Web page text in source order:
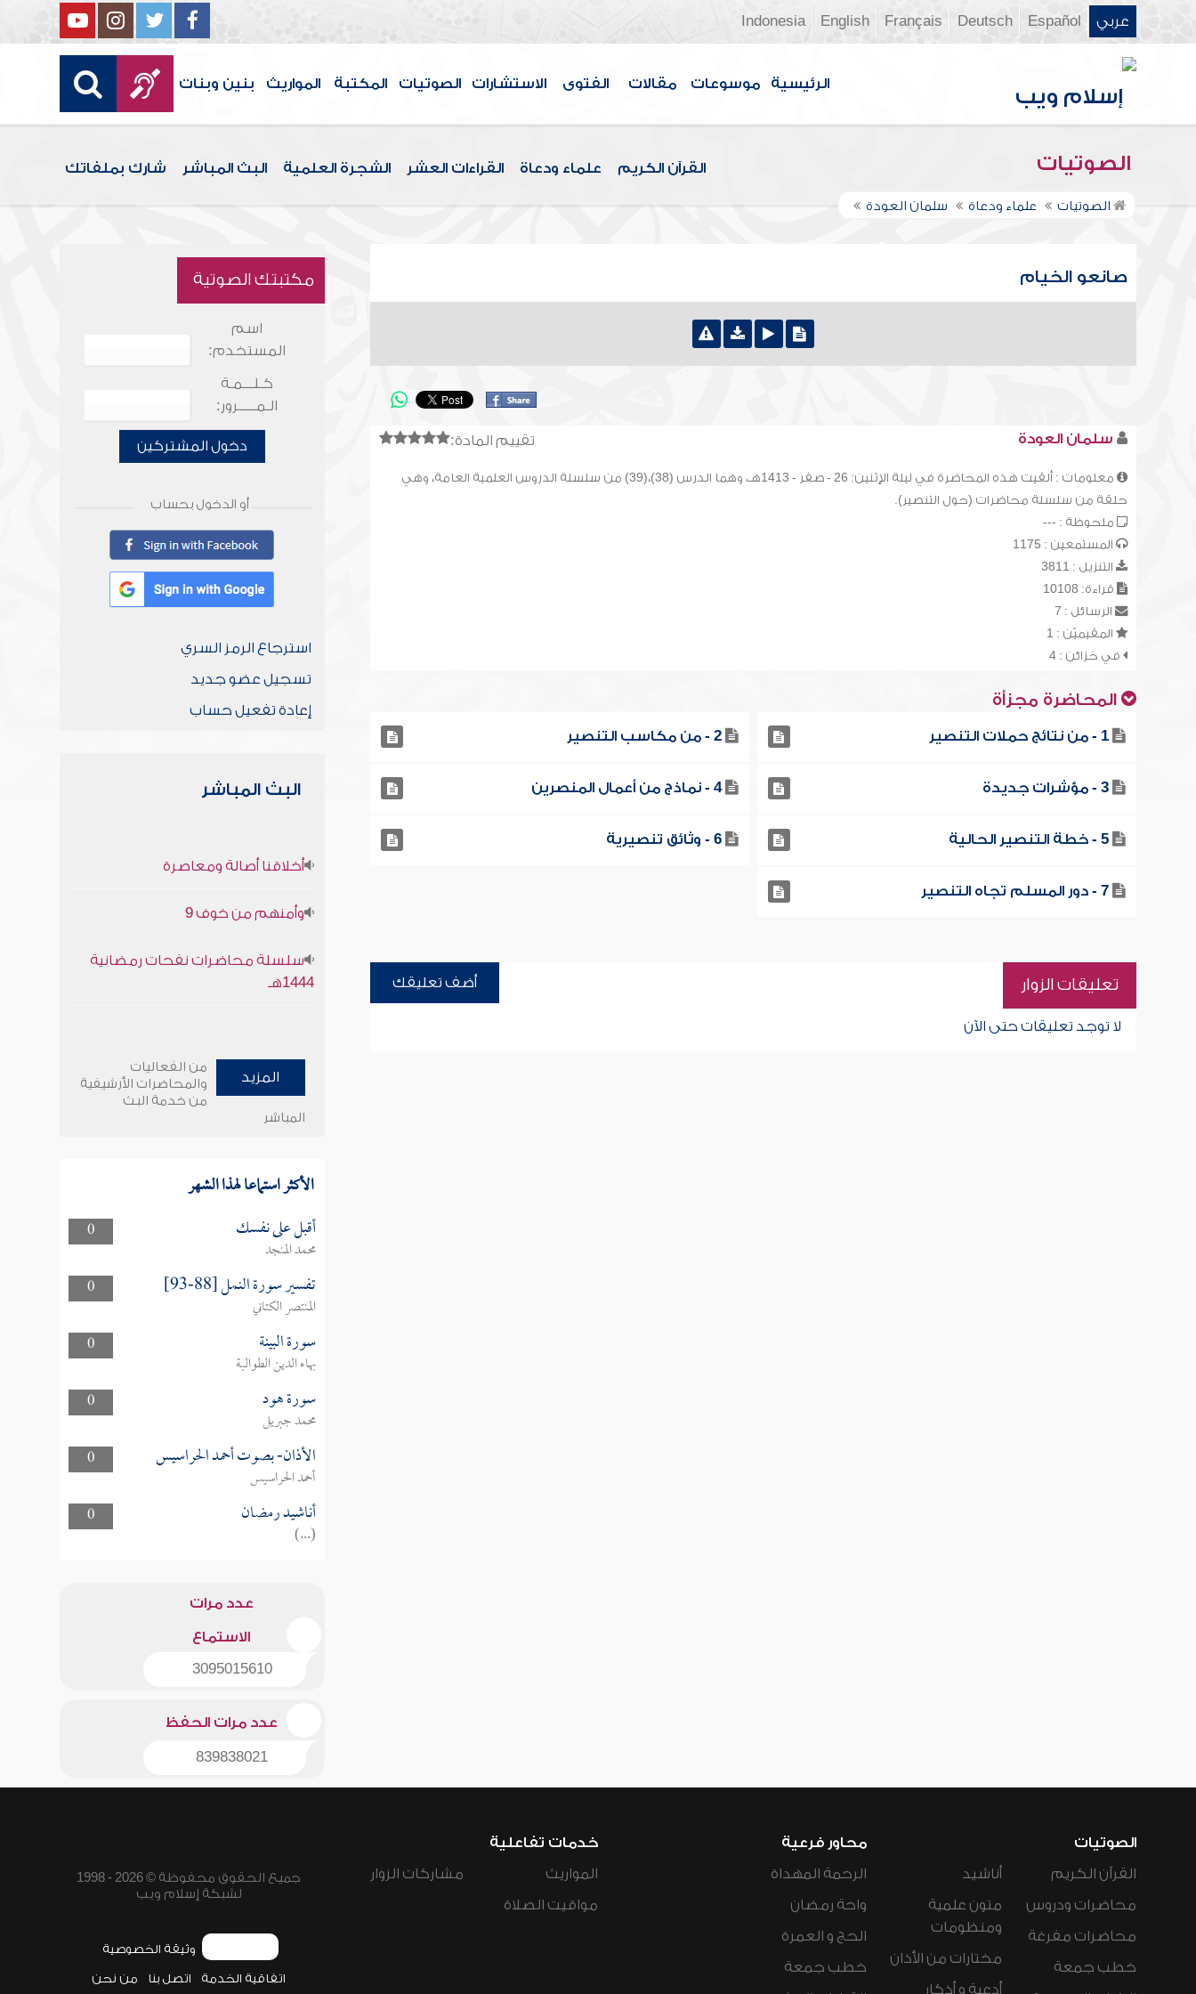
عربي Español
Deutsch
Français
English
Indonesia
الرئيسية موسوعات مقالات الفتوى الاستشارات الصوتيات المكتبة المواريث بنين وبنات
الصوتيات القرآن الكريم علماء ودعاة القراءات العشر الشجرة العلمية البث المباشر شارك بملفاتك
الصوتيات علماء ودعاة سلمان العودة
صانعو الخيام
تقييم المادة: سلمان العودة
معلومات : ألقيت هذه المحاضرة في ليلة الإثنين: 26 - صفر - 1413هـ، وهما الدرس (38)،(39) من سلسلة الدروس العلمية العامة، وهي
حلقة من سلسلة محاضرات (حول التنصير).
ملحوظة : ---
المستمعين : 1175
التنزيل : 3811
قراءة: 10108
الرسائل : 7
المقيميّن : 1
في خزائن : 4
المحاضرة مجزأة
1 - من نتائج حملات التنصير 2 - من مكاسب التنصير
3 - مؤشرات جديدة 4 - نماذج من أعمال المنصرين
5 - خطة التنصير الحالية 6 - وثائق تنصيرية
7 - دور المسلم تجاه التنصير
تعليقات الزوار أضف تعليقك
لا توجد تعليقات حتى الآن
مكتبتك الصوتية
اسم
المستخدم:
كـلـــمـة
الـمـــــرور:
دخول المشتركين
أو الدخول بحساب
استرجاع الرمز السري
تسجيل عضو جديد
إعادة تفعيل حساب
البث المباشر
أخلاقنا أصالة ومعاصرة
وأمنهم من خوف 9
سلسلة محاضرات نفحات رمضانية
1444هـ
المزيد
من الفعاليات
والمحاضرات الأرشيفية
من خدمة البث
المباشر
الأكثر استماعا لهذا الشهر
0 أقبل على نفسك
محمد المنجد
0
تفسير سورة النمل [88-93]
المنتصر الكتاني
0
سورة البينة
بهاء الدين الطوالبة
0
سورة هود
محمد جبريل
0
الأذان- بصوت أحمد الحراسيس
أحمد الحراسيس
0
أناشيد رمضان
(...)
عدد مرات
الاستماع
3095015610
عدد مرات الحفظ
839838021
الصوتيات
القرآن الكريم
محاضرات ودروس
محاضرات مفرغة
خطب جمعة
أناشيد
متون علمية
ومنظومات
مختارات من الأذان
أدعية و أذكار
محاور فرعية
الرحمة المهداة
واحة رمضان
الحج و العمرة
خطب جمعة
خدمات تفاعلية
المواريث
مواقيت الصلاة
مشاركات الزوار
جميع الحقوق محفوظة © 2026 - 1998
لشبكة إسلام ويب
وثيقة الخصوصية
اتفاقية الخدمة اتصل بنا من نحن